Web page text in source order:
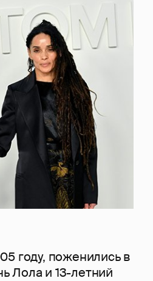
году, поженились в
Лола и 13-летний